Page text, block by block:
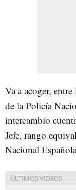
Va a acoger,
de la Policía
intercambio
Jefe, rango
Nacional